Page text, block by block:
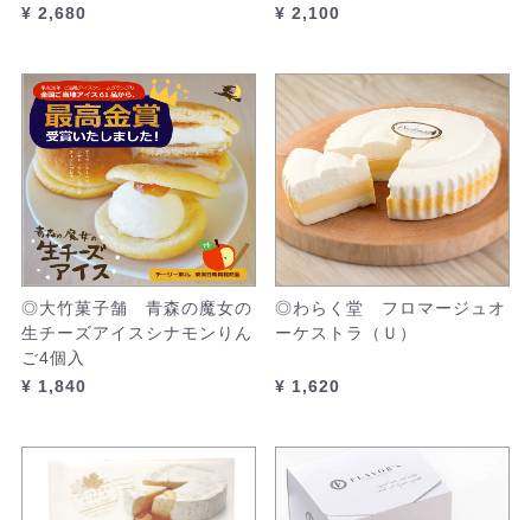
¥ 2,680
¥ 2,100
◎大竹菓子舗 青森の魔女の
生チーズアイスシナモンりん
ご4個入
¥ 1,840
◎わらく堂 フロマージュオ
ーケストラ（Ｕ）
¥ 1,620